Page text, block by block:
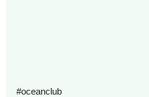
#oceanclub